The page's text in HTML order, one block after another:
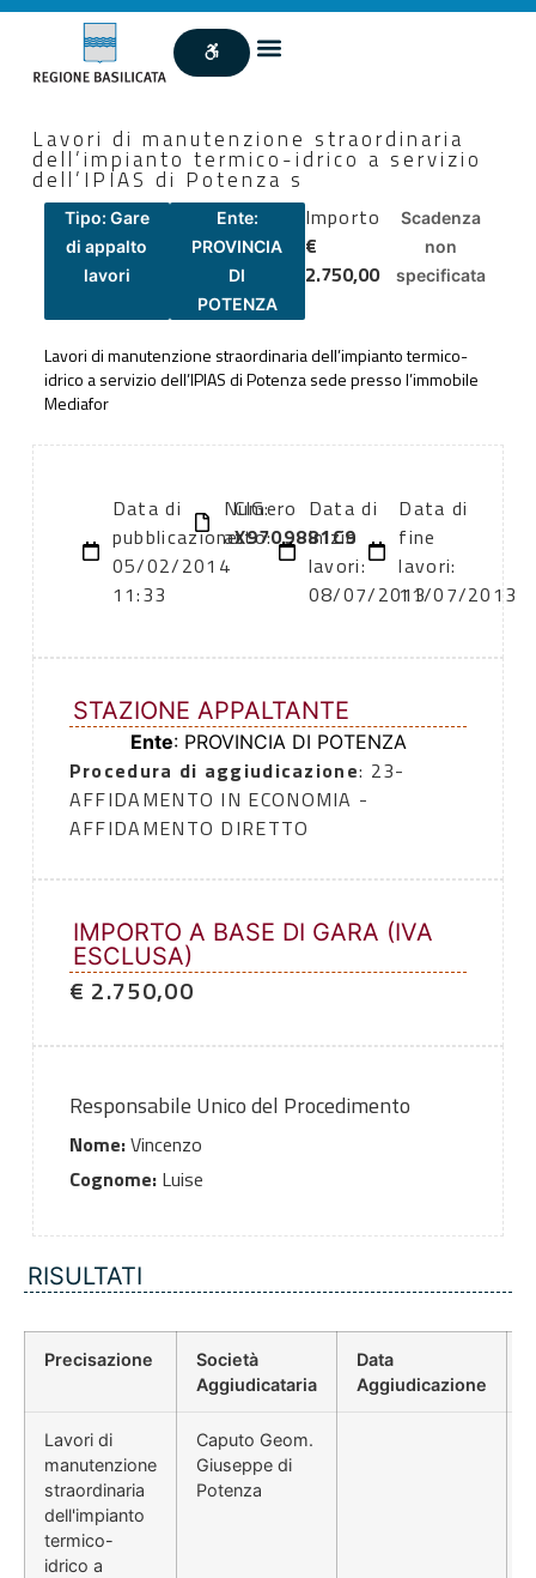
Lavori di manutenzione straordinaria
dell’impianto termico-idrico a servizio
dell’IPIAS di Potenza s
Tipo: Gare
di appalto
lavori
Ente:
PROVINCIA
DI
POTENZA
Importo
€
2.750,00
Scadenza
non
specificata
Lavori di manutenzione straordinaria dell’impianto termico-
idrico a servizio dell’IPIAS di Potenza sede presso l’immobile
Mediafor
Data di
pubblicazione:
05/02/2014
11:33
Numero
atto:
CIG:
X9709881C9
Data di
inizio
lavori:
08/07/2013
Data di
fine
lavori:
11/07/2013
STAZIONE APPALTANTE
Ente: PROVINCIA DI POTENZA
Procedura di aggiudicazione: 23-
AFFIDAMENTO IN ECONOMIA -
AFFIDAMENTO DIRETTO
IMPORTO A BASE DI GARA (IVA
ESCLUSA)
€ 2.750,00
Responsabile Unico del Procedimento
Nome:Vincenzo
Cognome:Luise
RISULTATI
Precisazione
Società
Aggiudicataria
Data
Aggiudicazione
Lavori di
manutenzione
straordinaria
dell'impianto
termico-
idrico a
Caputo Geom.
Giuseppe di
Potenza